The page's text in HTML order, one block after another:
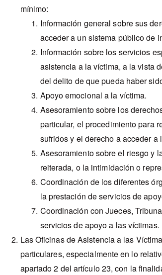
mínimo:
Información general sobre sus
acceder a un sistema público de
Información sobre los servicios
asistencia a la víctima, a la vista
del delito de que pueda haber
Apoyo emocional a la víctima.
Asesoramiento sobre los
particular, el procedimiento para
sufridos y el derecho a acceder a
Asesoramiento sobre el riesgo y
reiterada, o la intimidación o
Coordinación de los diferentes
la prestación de servicios de
Coordinación con Jueces,
servicios de apoyo a las víctimas.
Las Oficinas de Asistencia a las
particulares, especialmente en lo
apartado 2 del artículo 23, con la